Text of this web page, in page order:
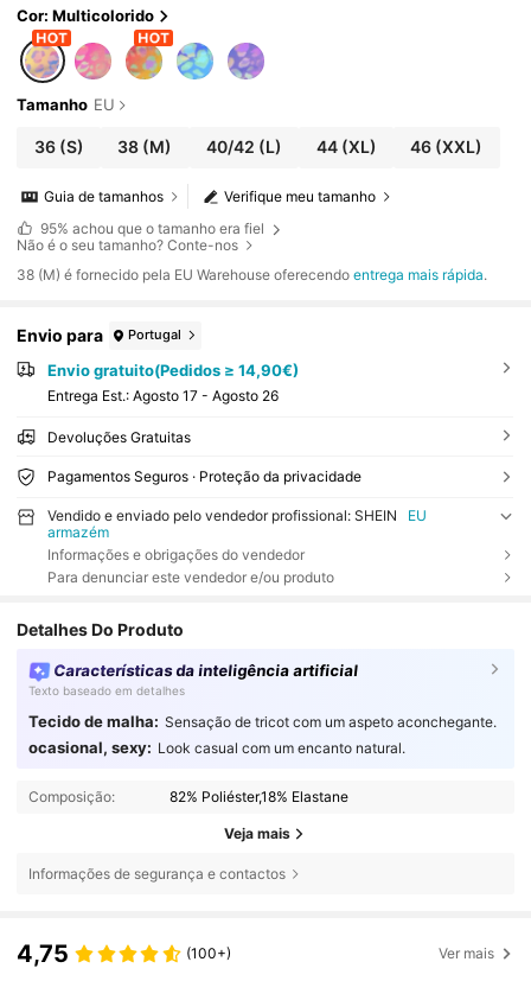
nova chegada, para férias aleatórias e praia
Cor: Multicolorido
Tamanho EU
36(S) 38 (M) 40/42 (L) 44(XL) 46 (XXL)
Verifique meu tamanho
Guia de tamanhos
95% achou que o tamanho era fiel
Não é o seu tamanho? Conte-nos
​38 (M) é fornecido pela EU Warehouse oferecendoentrega mais rápida.
Envio para Portugal
Envio gratuito(Pedidos ≥ 14,90€)
Entrega Est.: Agosto 17 - Agosto 26
Devoluções Gratuitas
Pagamentos Seguros · Proteção da privacidade
Vendido e enviado pelo vendedor profissional: SHEIN
EU
armazém
Informações e obrigações do vendedor
Para denunciar este vendedor e/ou produto
Detalhes Do Produto
Características da inteligência artificial
Texto baseado em detalhes
Tecido de malha: Sensação de tricot com um aspeto aconchegante.
ocasional, sexy: Look casual com um encanto natural.
Composição: 82% Poliéster,18% Elastane
Veja mais
Informações de segurança e contactos
4,75 (100+) Ver mais